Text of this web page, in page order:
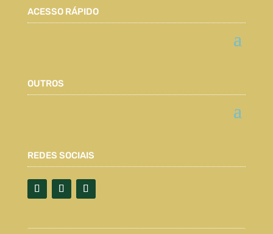
ACESSO RÁPIDO
OUTROS
REDES SOCIAIS